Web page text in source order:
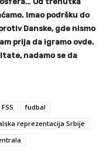
Imao podršku do
Danske, gde nismo
prija da igramo ovde.
nadamo se da
FSS
fudbal
reprezentacija Srbije